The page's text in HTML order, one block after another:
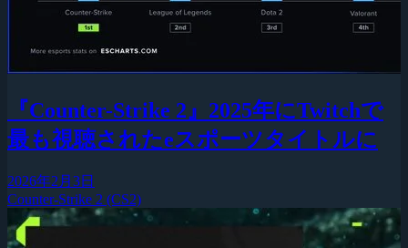
『Counter-Strike 2』2025年にTwitchで
最も視聴されたeスポーツタイトルに
2026年2月3日
Counter-Strike 2 (CS2)